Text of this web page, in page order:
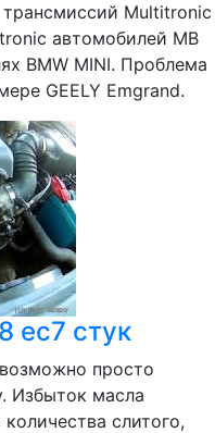
Multitronic
автомобилей MB
BMW MINI. Проблема
GEELY Emgrand.
ес7 стук
просто
Избыток масла
слитого,